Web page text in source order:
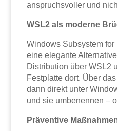
anspruchsvoller und
WSL2 als moderne
Windows Subsystem
eine elegante
Distribution über WSL2
Festplatte dort. Über
dann direkt unter
und sie umbenennen –
Präventive